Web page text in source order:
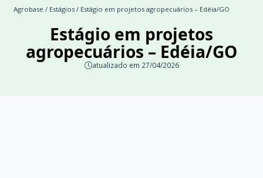
Agrobase / Estágios / Estágio em projetos agropecuários – Edéia/GO
Estágio em projetos
agropecuários – Edéia/GO
atualizado em 27/04/2026